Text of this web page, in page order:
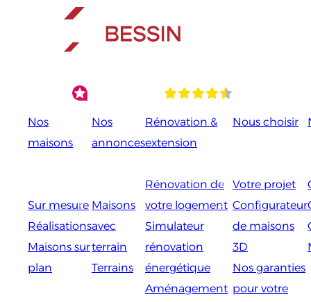
Nos
maisons
Sur mesure
Réalisations
Maisons sur
plan
Nos
annonces
Maisons
avec
terrain
Terrains
Rénovation &
extension
Rénovation de
votre logement
Simulateur
rénovation
énergétique
Aménagement
Nous choisir
Votre projet
Configurateur
de maisons
3D
Nos garanties
pour votre